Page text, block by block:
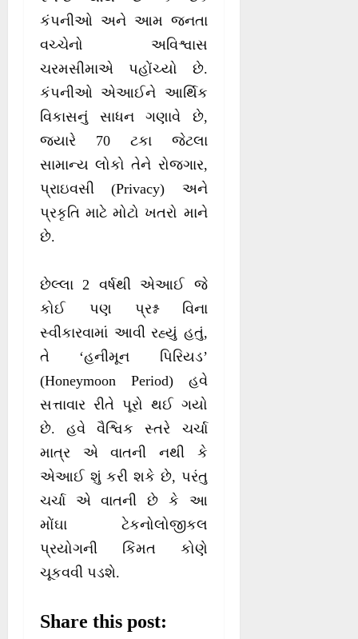
કંપનીઓ અને આમ જનતા
વચ્ચેનો અવિશ્વાસ
ચરમસીમાએ પહોંચ્યો છે.
કંપનીઓ એઆઈને આર્થિક
વિકાસનું સાધન ગણાવે છે,
જ્યારે 70 ટકા જેટલા
સામાન્ય લોકો તેને રોજગાર,
પ્રાઇવસી (Privacy) અને
પ્રકૃતિ માટે મોટો ખતરો માને
છે.
છેલ્લા 2 વર્ષથી એઆઈ જે
કોઈ પણ પ્રશ્ન વિના
સ્વીકારવામાં આવી રહ્યું હતું,
તે ‘હનીમૂન પિરિયડ’
(Honeymoon Period) હવે
સત્તાવાર રીતે પૂરો થઈ ગયો
છે. હવે વૈશ્વિક સ્તરે ચર્ચા
માત્ર એ વાતની નથી કે
એઆઈ શું કરી શકે છે, પરંતુ
ચર્ચા એ વાતની છે કે આ
મોંઘા ટેકનોલોજીકલ
પ્રયોગની કિંમત કોણે
ચૂકવવી પડશે.
Share this post: